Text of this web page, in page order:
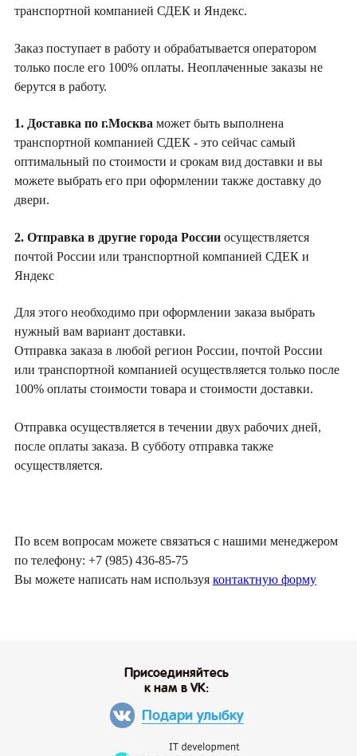
транспортной компанией СДЕК и Яндекс.
Заказ поступает в работу и обрабатывается оператором
только после его 100% оплаты. Неоплаченные заказы не
берутся в работу.
1. Доставка по г.Москва может быть выполнена
транспортной компанией СДЕК - это сейчас самый
оптимальный по стоимости и срокам вид доставки и вы
можете выбрать его при оформлении также доставку до
двери.
2. Отправка в другие города России осуществляется
почтой России или транспортной компанией СДЕК и
Яндекс
Для этого необходимо при оформлении заказа выбрать
нужный вам вариант доставки.
Отправка заказа в любой регион России, почтой России
или транспортной компанией осуществляется только после
100% оплаты стоимости товара и стоимости доставки.
Отправка осуществляется в течении двух рабочих дней,
после оплаты заказа. В субботу отправка также
осуществляется.
По всем вопросам можете связаться с нашими менеджером
по телефону: +7 (985) 436-85-75
Вы можете написать нам используя контактную форму
Присоединяйтесь
к нам в VK:
Подари улыбку